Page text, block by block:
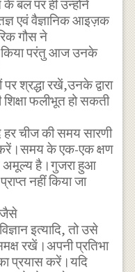
बल पर ही उन्होंने
एवं वैज्ञानिक आइज़क
गौस ने
किया परंतु आज उनके
श्रद्धा रखें,उनके द्वारा
शिक्षा फलीभूत हो सकती
चीज की समय सारणी
के एक-एक क्षण
अमूल्य है।गुजरा हुआ
नहीं किया जा
जैसे
इत्यादि, तो उसे
रखें।अपनी प्रतिभा
प्रयास करें।यदि